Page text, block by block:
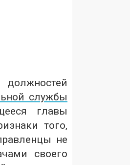
службы
главы
того,
не
своего